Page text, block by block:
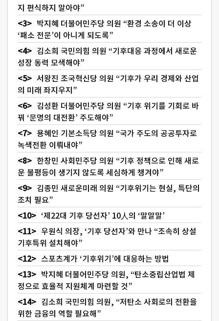
지 편식하지 말아야”
박지혜 더불어민주당 의원 “환경 소송이 더 이상
‘패소 전문’이 아니게 되도록”
김소희 국민의힘 의원 “기후대응 과정에서 새로운
성장 동력 모색해야”
서왕진 조국혁신당 의원 “기후가 우리 경제와 산업
의 미래 좌지우지”
김성환 더불어민주당 의원 “기후 위기를 기회로 바
꿔 ‘문명의 대전환’ 주도해야”
용혜인 기본소득당 의원 “국가 주도의 공공투자로
녹색전환 이뤄내야”
한창민 사회민주당 의원 “기후 정책으로 인해 새로
운 불평등이 생기지 않도록 세심하게 챙겨야”
김종민 새로운미래 의원 “기후위기는 현실, 특단의
조치 필요”
‘제22대 기후 당선자’ 10人의 ‘말말말’
우원식 의장, ‘기후 당선자’와 만나 “조속히 상설
기후특위 설치해야”
스포츠계가 ‘기후위기’에 대응하는 방법
박지혜 더불어민주당 의원, “탄소중립산업법 제
정으로 효율적 지원체계 마련할 것”
김소희 국민의힘 의원, “저탄소 사회로의 전환을
위한 금융의 역할 필요해”